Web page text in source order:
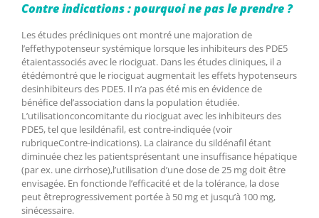
Contre indications : pourquoi ne pas le prendre ?
Les études précliniques ont montré une majoration de
l’effethypotenseur systémique lorsque les inhibiteurs des PDE5
étaientassociés avec le riociguat. Dans les études cliniques, il a
étédémontré que le riociguat augmentait les effets hypotenseurs
desinhibiteurs des PDE5. Il n’a pas été mis en évidence de
bénéfice del’association dans la population étudiée.
L’utilisationconcomitante du riociguat avec les inhibiteurs des
PDE5, tel que lesildénafil, est contre-indiquée (voir
rubriqueContre-indications). La clairance du sildénafil étant
diminuée chez les patientsprésentant une insuffisance hépatique
(par ex. une cirrhose),l’utilisation d’une dose de 25 mg doit être
envisagée. En fonctionde l’efficacité et de la tolérance, la dose
peut êtreprogressivement portée à 50 mg et jusqu’à 100 mg,
sinécessaire.